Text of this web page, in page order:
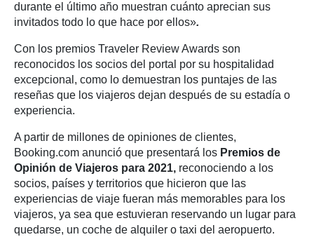
durante el último año muestran cuánto aprecian sus
invitados todo lo que hace por ellos».
Con los premios Traveler Review Awards son
reconocidos los socios del portal por su hospitalidad
excepcional, como lo demuestran los puntajes de las
reseñas que los viajeros dejan después de su estadía o
experiencia.
A partir de millones de opiniones de clientes,
Booking.com anunció que presentará los Premios de
Opinión de Viajeros para 2021, reconociendo a los
socios, países y territorios que hicieron que las
experiencias de viaje fueran más memorables para los
viajeros, ya sea que estuvieran reservando un lugar para
quedarse, un coche de alquiler o taxi del aeropuerto.